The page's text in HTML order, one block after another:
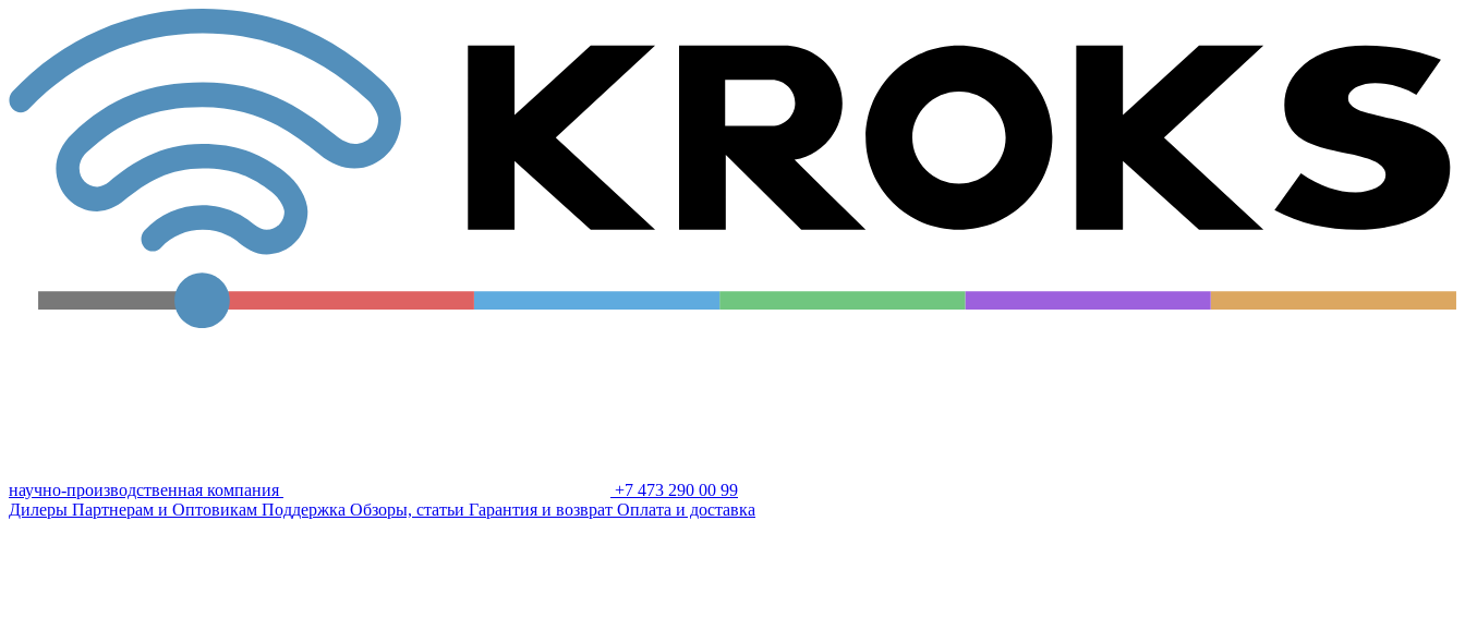
научно-производственная компания
+7 473 290 00 99
Дилеры Партнерам и Оптовикам Поддержка Обзоры, статьи Гарантия и возврат Оплата и доставка